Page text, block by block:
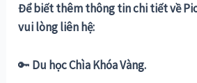
Để biết thêm thông tin chi tiết về
vui lòng liên hệ:
🔑 Du học Chìa Khóa Vàng.